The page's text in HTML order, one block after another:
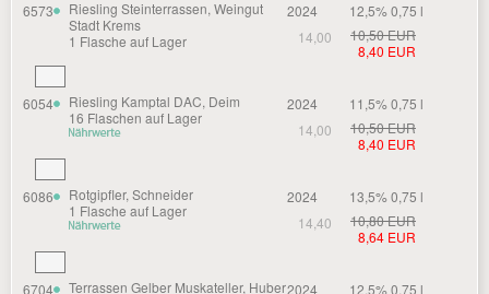
6573
Riesling Steinterrassen, Weingut
Stadt Krems
1 Flasche auf Lager
2024
12,5% 0,75 l
14,00
10,50 EUR
8,40 EUR
6054
Riesling Kamptal DAC, Deim
16 Flaschen auf Lager
2024
11,5% 0,75 l
14,00
10,50 EUR
8,40 EUR
6086
Rotgipfler, Schneider
1 Flasche auf Lager
2024
13,5% 0,75 l
14,40
10,80 EUR
8,64 EUR
6704
Terrassen Gelber Muskateller, Huber2024
12,5% 0,75 l